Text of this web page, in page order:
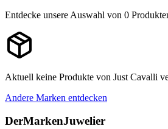
Entdecke unsere Auswahl von 0
Aktuell keine Produkte von Just Cavalli
Andere Marken entdecken
DerMarkenJuwelier